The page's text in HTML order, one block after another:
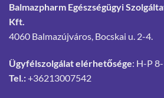
Balmazpharm Egészségügyi
Kft.
4060 Balmazújváros, Bocskai u. 2-4.
Ügyfélszolgálat elérhetősége: H-P
Tel.:+36213007542